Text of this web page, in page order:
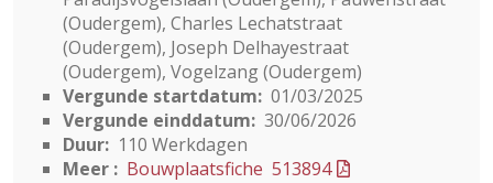
(Oudergem), Charles Lechatstraat
(Oudergem), Joseph Delhayestraat
(Oudergem), Vogelzang (Oudergem)
Vergunde startdatum: 01/03/2025
Vergunde einddatum: 30/06/2026
Duur: 110 Werkdagen
Meer : Bouwplaatsfiche 513894